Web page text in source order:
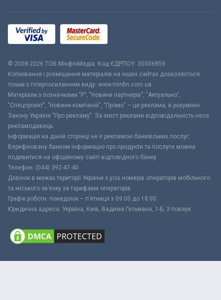
© 2008-2026 ТОВ МiнфiнМедiа. Код ЄДРПОУ: 35506859
Копіювання і розміщення матеріалів на інших сайтах дозволяється
тільки з гіперпосиланням виду: www.minfin.com.ua
Матеріали з позначками "Р", "Новини партнерів", "Актуально",
"Спецпроект", "Новини компаній", "Промо" – це реклама, в розумінні
Закону України "Про рекламу". За зміст реклами відповідальність несе
рекламодавець.
Інформація на даній сторінці не є рекламою банківських послуг.
Верифіковану банком інформацію про продукти та послуги можна
подивитися на офіційному сайті відповідного банку.
Телефон: (044) 392-47-40
Дзвінок в межах території України з усіх номерів операторів мобільного
та міського зв’язку за тарифами операторів
Графік роботи: понеділок – п’ятниця з 09:00 до 18:00
Юридична адреса: Україна, Київ, Вадима Гетьмана, 1-Б, 3 поверх